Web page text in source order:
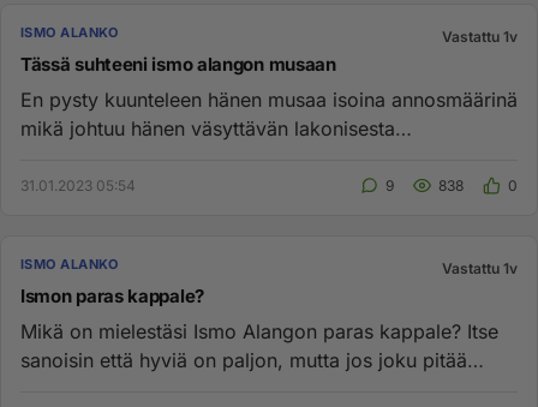
ISMO ALANKO Vastattu 1v
Tässä suhteeni ismo alangon musaan
En pysty kuunteleen hänen musaa isoina annosmäärinä
mikä johtuu hänen väsyttävän lakonisesta
31.01.2023 05:54 9 838 0
ISMO ALANKO Vastattu 1v
Ismon paras kappale?
Mikä on mielestäsi Ismo Alangon paras kappale? Itse
sanoisin että hyviä on paljon, mutta jos joku pitää